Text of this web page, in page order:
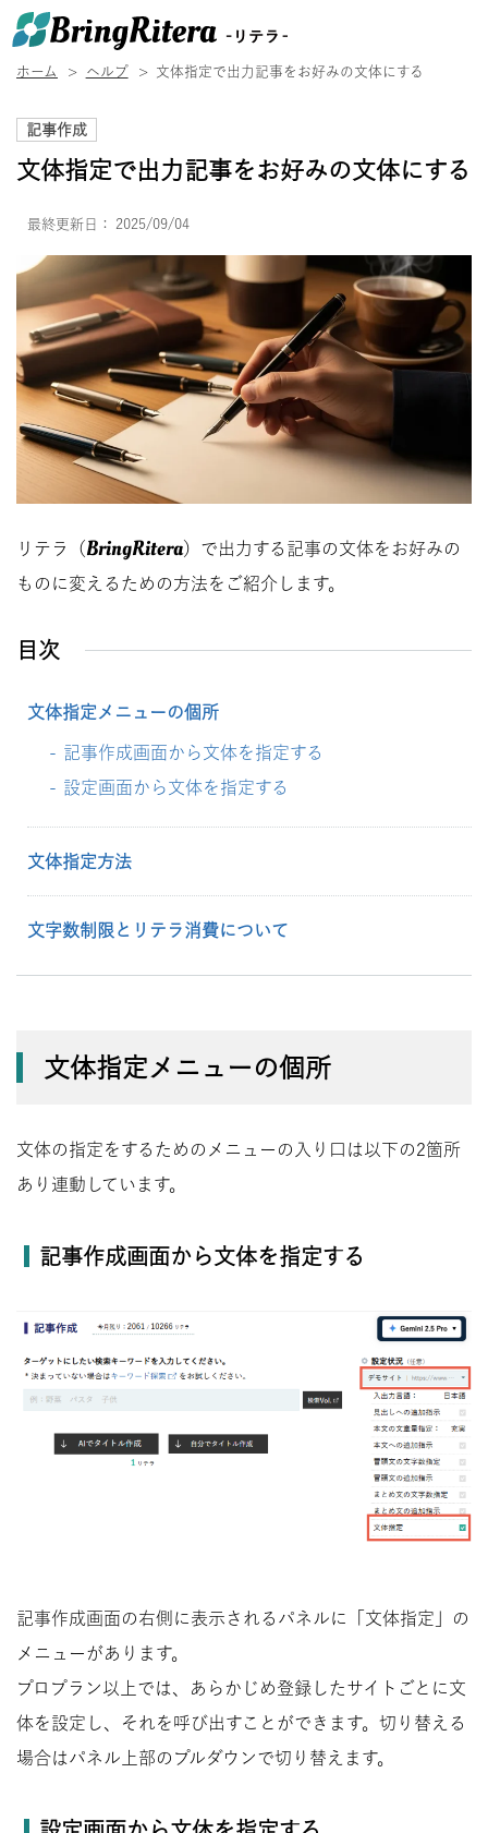
ホーム ヘルプ 文体指定で出力記事をお好みの文体にする
記事作成
文体指定で出力記事をお好みの文体にする
最終更新日： 2025/09/04
リテラ（BringRitera）で出力する記事の文体をお好みの
ものに変えるための方法をご紹介します。
目次
文体指定メニューの個所
記事作成画面から文体を指定する
設定画面から文体を指定する
文体指定方法
文字数制限とリテラ消費について
文体指定メニューの個所
文体の指定をするためのメニューの入り口は以下の2箇所
あり連動しています。
記事作成画面から文体を指定する
記事作成画面の右側に表示されるパネルに「文体指定」の
メニューがあります。
プロプラン以上では、あらかじめ登録したサイトごとに文
体を設定し、それを呼び出すことができます。切り替える
場合はパネル上部のプルダウンで切り替えます。